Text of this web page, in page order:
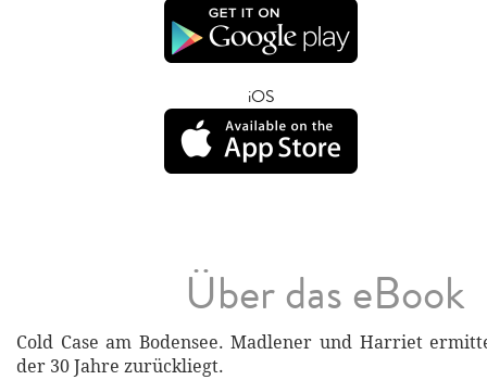
iOS
Über das eBook
Cold Case am Bodensee. Madlener und Harriet
der 30 Jahre zurückliegt.